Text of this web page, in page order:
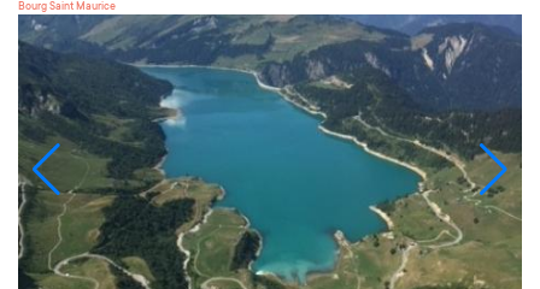
Bourg Saint Maurice